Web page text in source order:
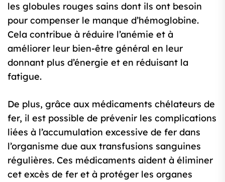
les globules rouges sains dont ils ont besoin
pour compenser le manque d’hémoglobine.
Cela contribue à réduire l’anémie et à
améliorer leur bien-être général en leur
donnant plus d’énergie et en réduisant la
fatigue.
De plus, grâce aux médicaments chélateurs de
fer, il est possible de prévenir les complications
liées à l’accumulation excessive de fer dans
l’organisme due aux transfusions sanguines
régulières. Ces médicaments aident à éliminer
cet excès de fer et à protéger les organes